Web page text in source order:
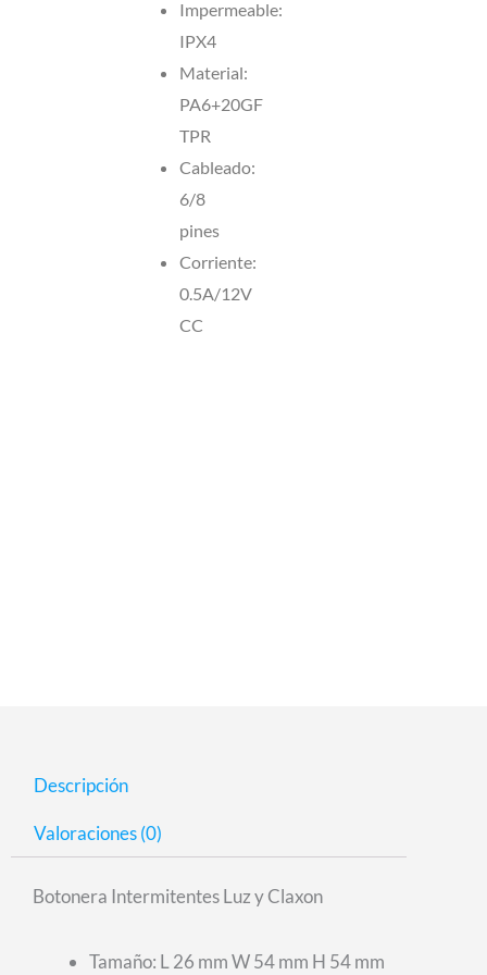
Impermeable:
IPX4
Material:
PA6+20GF
TPR
Cableado:
6/8
pines
Corriente:
0.5A/12V
CC
Descripción
Valoraciones (0)
Botonera Intermitentes Luz y Claxon
Tamaño: L 26 mm W 54 mm H 54 mm